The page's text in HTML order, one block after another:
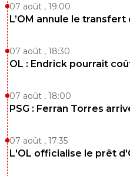
07 août , 19:00
L’OM annule le
07 août , 18:30
OL : Endrick pourrait
07 août , 18:00
PSG : Ferran Torres
07 août , 17:35
L'OL officialise le prêt